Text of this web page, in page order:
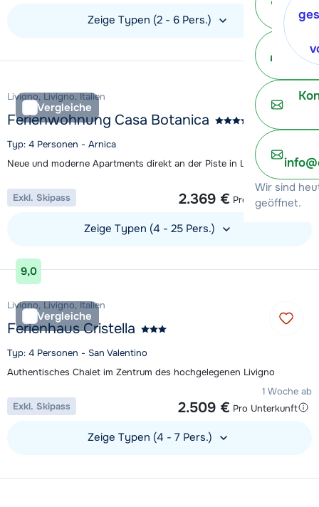
Mit
Wir sind
geöffnet.
Zeige Typen (2 - 6 Pers.)
Vergleiche
Livigno, Livigno, Italien
Ferienwohnung Casa Botanica
Typ: 4 Personen - Arnica
Neue und moderne Apartments direkt an der Piste in Livigno
1 Woche ab
2.369 € Pro Unterkunft
Exkl. Skipass
Zeige Typen (4 - 25 Pers.)
Unterkunft ansehen
9,0
Vergleiche
Livigno, Livigno, Italien
Ferienhaus Cristella
Typ: 4 Personen - San Valentino
Authentisches Chalet im Zentrum des hochgelegenen Livigno
1 Woche ab
2.509 € Pro Unterkunft
Exkl. Skipass
Zeige Typen (4 - 7 Pers.)